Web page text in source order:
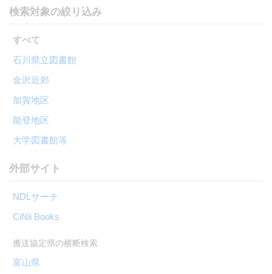
検索対象の絞り込み
すべて
石川県立図書館
金沢近郊
加賀地区
能登地区
大学図書館等
外部サイト
NDLサーチ
CiNii Books
富山県